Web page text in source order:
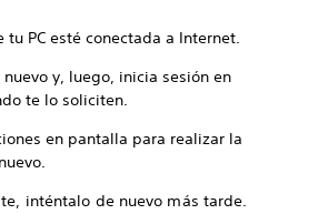
tu PC esté conectada a Internet.
y, luego, inicia sesión en
te lo soliciten.
en pantalla para realizar la
inténtalo de nuevo más tarde.